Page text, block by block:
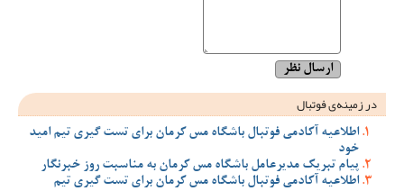
در زمینه‌ی فوتبال
اطلاعیه آکادمی فوتبال باشگاه مس کرمان برای تست گیری تیم امید
خود
پیام تبریک مدیرعامل باشگاه مس کرمان به مناسبت روز خبرنگار
اطلاعیه آکادمی فوتبال باشگاه مس کرمان برای تست گیری تیم